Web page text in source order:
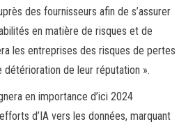
des fournisseurs afin de s’assurer
en matière de risques et de
les entreprises des risques de pertes
de leur réputation ».
en importance d’ici 2024
d’IA vers les données, marquant